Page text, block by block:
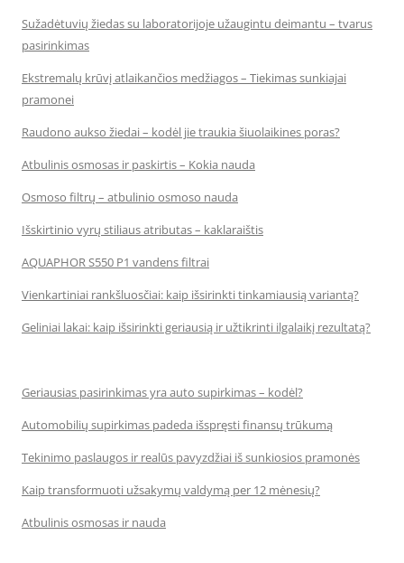
Sužadėtuvių žiedas su laboratorijoje užaugintu deimantu – tvarus
pasirinkimas
Ekstremalų krūvį atlaikančios medžiagos – Tiekimas sunkiajai
pramonei
Raudono aukso žiedai – kodėl jie traukia šiuolaikines poras?
Atbulinis osmosas ir paskirtis – Kokia nauda
Osmoso filtrų – atbulinio osmoso nauda
Išskirtinio vyrų stiliaus atributas – kaklaraištis
AQUAPHOR S550 P1 vandens filtrai
Vienkartiniai rankšluosčiai: kaip išsirinkti tinkamiausią variantą?
Geliniai lakai: kaip išsirinkti geriausią ir užtikrinti ilgalaikį rezultatą?
Geriausias pasirinkimas yra auto supirkimas – kodėl?
Automobilių supirkimas padeda išspręsti finansų trūkumą
Tekinimo paslaugos ir realūs pavyzdžiai iš sunkiosios pramonės
Kaip transformuoti užsakymų valdymą per 12 mėnesių?
Atbulinis osmosas ir nauda